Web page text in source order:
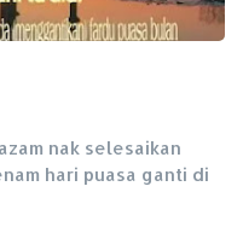
nak selesaikan
hari puasa ganti di